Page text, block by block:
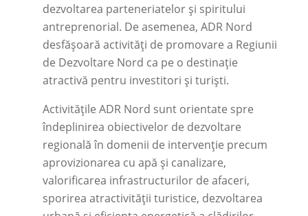
dezvoltarea parteneriatelor și spiritului
antreprenorial. De asemenea, ADR Nord
desfășoară activități de promovare a Regiunii
de Dezvoltare Nord ca pe o destinație
atractivă pentru investitori și turiști.
Activitățile ADR Nord sunt orientate spre
îndeplinirea obiectivelor de dezvoltare
regională în domenii de intervenție precum
aprovizionarea cu apă și canalizare,
valorificarea infrastructurilor de afaceri,
sporirea atractivității turistice, dezvoltarea